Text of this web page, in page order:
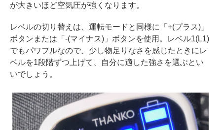
が大きいほど空気圧が強くなります。
レベルの切り替えは、運転モードと同様に「+(プラス)」
ボタンまたは「-(マイナス)」ボタンを使用。レベル1(L1)
でもパワフルなので、少し物足りなさを感じたときにレ
ベルを1段階ずつ上げて、自分に適した強さを選ぶとい
いでしょう。